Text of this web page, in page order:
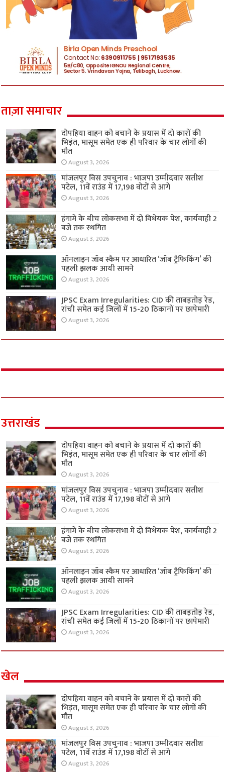
ताज़ा समाचार
दोपहिया वाहन को बचाने के प्रयास में दो कारों की
भिड़ंत, मासूम समेत एक ही परिवार के चार लोगों की
मौत
August 3, 2026
मांजलपुर विस उपचुनाव : भाजपा उम्मीदवार सतीश
पटेल, 11वें राउंड में 17,198 वोटों से आगे
August 3, 2026
हंगामे के बीच लोकसभा में दो विधेयक पेश, कार्यवाही 2
बजे तक स्थगित
August 3, 2026
ऑनलाइन जॉब स्कैम पर आधारित ‘जॉब ट्रैफिकिंग’ की
पहली झलक आयी सामने
August 3, 2026
JPSC Exam Irregularities: CID की ताबड़तोड़ रेड,
रांची समेत कई जिलों में 15-20 ठिकानों पर छापेमारी
August 3, 2026
उत्तराखंड
दोपहिया वाहन को बचाने के प्रयास में दो कारों की
भिड़ंत, मासूम समेत एक ही परिवार के चार लोगों की
मौत
August 3, 2026
मांजलपुर विस उपचुनाव : भाजपा उम्मीदवार सतीश
पटेल, 11वें राउंड में 17,198 वोटों से आगे
August 3, 2026
हंगामे के बीच लोकसभा में दो विधेयक पेश, कार्यवाही 2
बजे तक स्थगित
August 3, 2026
ऑनलाइन जॉब स्कैम पर आधारित ‘जॉब ट्रैफिकिंग’ की
पहली झलक आयी सामने
August 3, 2026
JPSC Exam Irregularities: CID की ताबड़तोड़ रेड,
रांची समेत कई जिलों में 15-20 ठिकानों पर छापेमारी
August 3, 2026
खेल
दोपहिया वाहन को बचाने के प्रयास में दो कारों की
भिड़ंत, मासूम समेत एक ही परिवार के चार लोगों की
मौत
August 3, 2026
मांजलपुर विस उपचुनाव : भाजपा उम्मीदवार सतीश
पटेल, 11वें राउंड में 17,198 वोटों से आगे
August 3, 2026